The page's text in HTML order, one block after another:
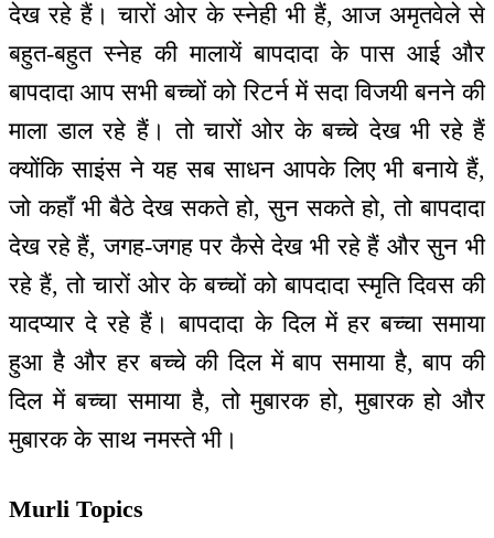
देख रहे हैं। चारों ओर के स्नेही भी हैं, आज अमृतवेले से
बहुत-बहुत स्नेह की मालायें बापदादा के पास आई और
बापदादा आप सभी बच्चों को रिटर्न में सदा विजयी बनने की
माला डाल रहे हैं। तो चारों ओर के बच्चे देख भी रहे हैं
क्योंकि साइंस ने यह सब साधन आपके लिए भी बनाये हैं,
जो कहाँ भी बैठे देख सकते हो, सुन सकते हो, तो बापदादा
देख रहे हैं, जगह-जगह पर कैसे देख भी रहे हैं और सुन भी
रहे हैं, तो चारों ओर के बच्चों को बापदादा स्मृति दिवस की
यादप्यार दे रहे हैं। बापदादा के दिल में हर बच्चा समाया
हुआ है और हर बच्चे की दिल में बाप समाया है, बाप की
दिल में बच्चा समाया है, तो मुबारक हो, मुबारक हो और
मुबारक के साथ नमस्ते भी।
Murli Topics